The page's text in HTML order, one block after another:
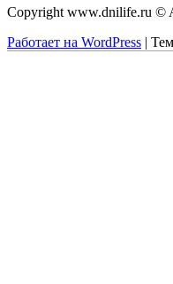
Copyright www.dnilife.ru ©
Работает на WordPress |